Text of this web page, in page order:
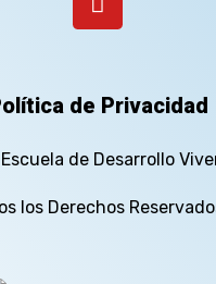
de Privacidad
de Desarrollo
los Derechos